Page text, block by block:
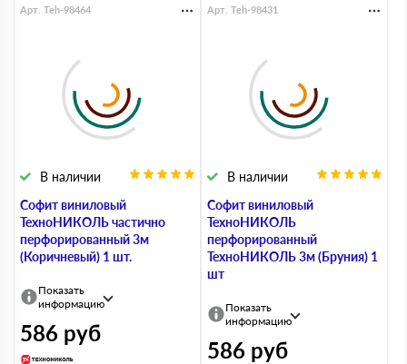
Софит виниловый
ТехноНИКОЛЬ частично
перфорированный 3м
(Коричневый) 1 шт.
В наличии
Арт. Teh-98464
Показать
информацию
586 руб
Софит виниловый
ТехноНИКОЛЬ
перфорированный
ТехноНИКОЛЬ 3м (Бруния) 1
шт
В наличии
Арт. Teh-98431
Показать
информацию
586 руб